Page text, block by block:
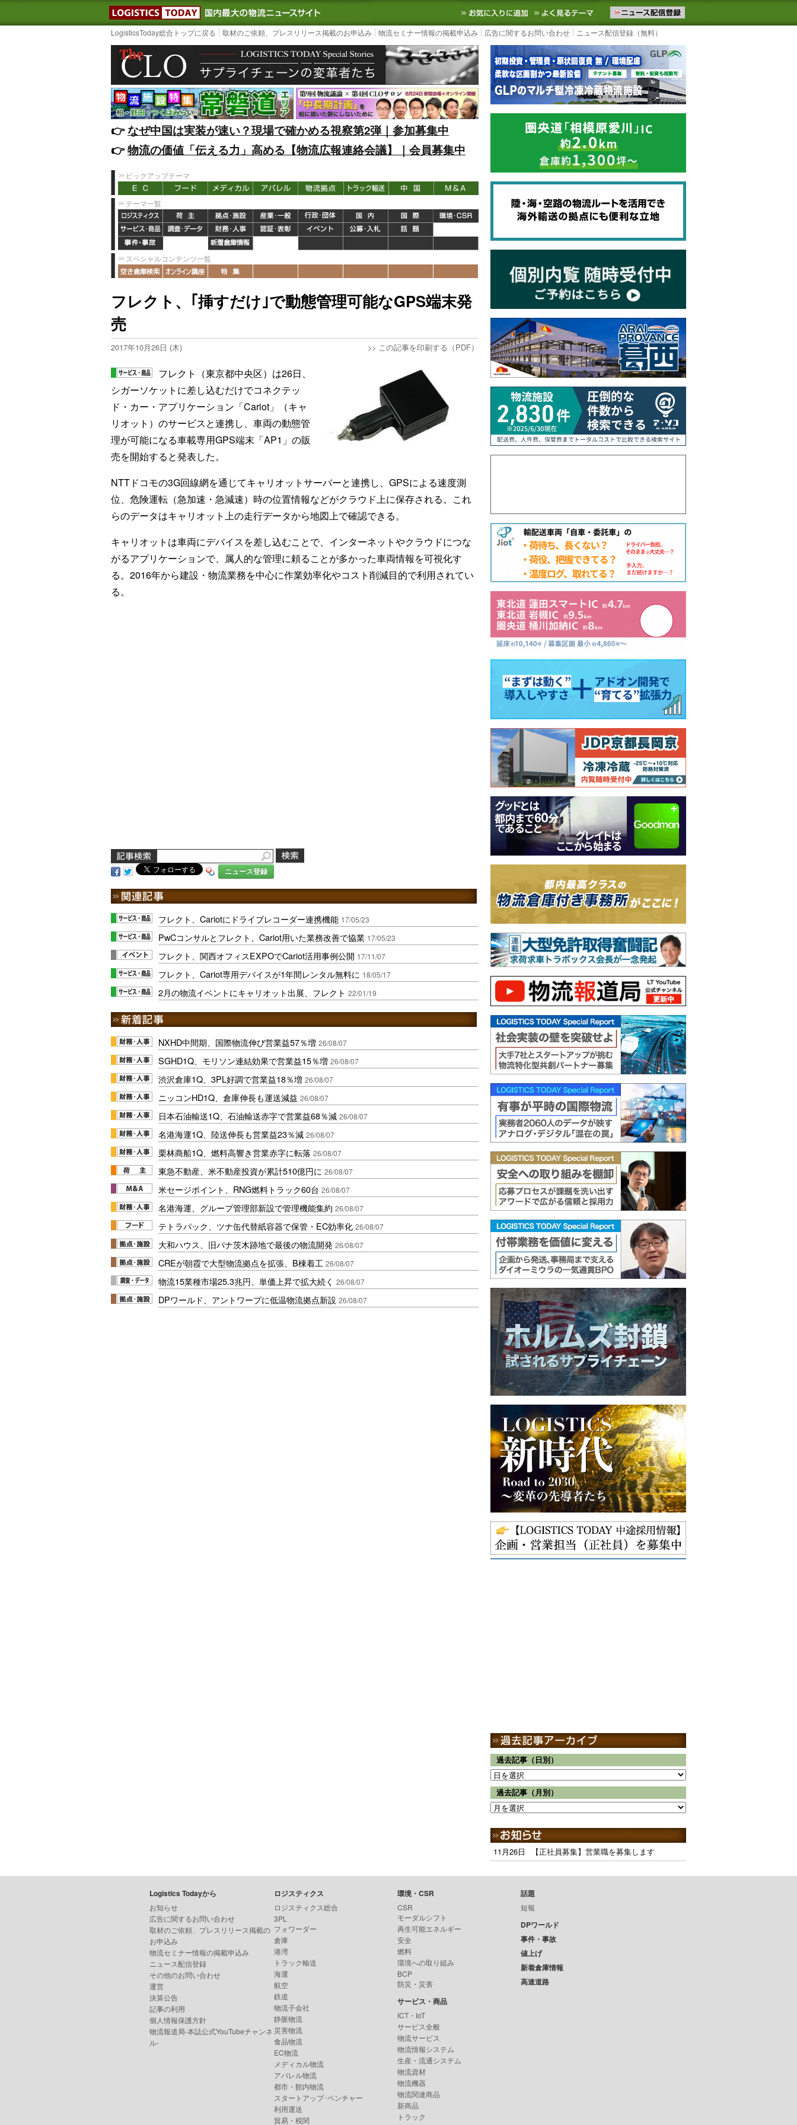
LOGISTICS TODAY｜国内最大の物流ニュースサイト3PL, SCMなど国内外の最新の物流ニュースをお届けします。物流ニュースメール配信を登録す
お気に入りに追加 よく見るテーマ
LogisticsToday総合トップに戻る 取材のご依頼、プレスリリース掲載のお申込み 物流セミナー情報の掲載申込み 広告に関するお問い合わせ ニュース配信登録（無料）
👉️なぜ中国は実装が速い？現場で確かめる視察第2弾｜参加募集中
👉️物流の価値「伝える力」高める【物流広報連絡会議】｜会員募集中
ピックアップテーマ
テーマ一覧
スペシャルコンテンツ一覧
フレクト、｢挿すだけ｣で動態管理可能なGPS端末発
売
2017年10月26日 (木) >> この記事を印刷する（PDF）
フレクト（東京都中央区）は26日、
シガーソケットに差し込むだけでコネクテッ
ド・カー・アプリケーション「Cariot」（キャ
リオット）のサービスと連携し、車両の動態管
理が可能になる車載専用GPS端末「AP1」の販
売を開始すると発表した。
NTTドコモの3G回線網を通じてキャリオットサーバーと連携し、GPSによる速度測
位、危険運転（急加速・急減速）時の位置情報などがクラウド上に保存される。これ
らのデータはキャリオット上の走行データから地図上で確認できる。
キャリオットは車両にデバイスを差し込むことで、インターネットやクラウドにつな
がるアプリケーションで、属人的な管理に頼ることが多かった車両情報を可視化す
る。2016年から建設・物流業務を中心に作業効率化やコスト削減目的で利用されてい
る。
ニュース登録
フレクト、Cariotにドライブレコーダー連携機能 17/05/23
PwCコンサルとフレクト、Cariot用いた業務改善で協業 17/05/23
フレクト、関西オフィスEXPOでCariot活用事例公開 17/11/07
フレクト、Cariot専用デバイスが1年間レンタル無料に 18/05/17
2月の物流イベントにキャリオット出展、フレクト 22/01/19
NXHD中間期、国際物流伸び営業益57％増 26/08/07
SGHD1Q、モリソン連結効果で営業益15％増 26/08/07
渋沢倉庫1Q、3PL好調で営業益18％増 26/08/07
ニッコンHD1Q、倉庫伸長も運送減益 26/08/07
日本石油輸送1Q、石油輸送赤字で営業益68％減 26/08/07
名港海運1Q、陸送伸長も営業益23％減 26/08/07
栗林商船1Q、燃料高響き営業赤字に転落 26/08/07
東急不動産、米不動産投資が累計510億円に 26/08/07
米セージポイント、RNG燃料トラック60台 26/08/07
名港海運、グループ管理部新設で管理機能集約 26/08/07
テトラパック、ツナ缶代替紙容器で保管・EC効率化 26/08/07
大和ハウス、旧パナ茨木跡地で最後の物流開発 26/08/07
CREが朝霞で大型物流拠点を拡張、B棟着工 26/08/07
物流15業種市場25.3兆円、単価上昇で拡大続く 26/08/07
DPワールド、アントワープに低温物流拠点新設 26/08/07
過去記事（日別）
過去記事（月別）
11月26日 【正社員募集】営業職を募集します
Logistics Todayから
お知らせ
広告に関するお問い合わせ
取材のご依頼、プレスリリース掲載の
お申込み
物流セミナー情報の掲載申込み
ニュース配信登録
その他のお問い合わせ
運営
決算公告
記事の利用
個人情報保護方針
物流報道局-本誌公式YouTubeチャンネ
ル-
ロジスティクス
ロジスティクス総合
3PL
フォワーダー
倉庫
港湾
トラック輸送
海運
航空
鉄道
物流子会社
静脈物流
災害物流
食品物流
EC物流
メディカル物流
アパレル物流
都市・館内物流
スタートアップ･ベンチャー
利用運送
貿易・税関
環境・CSR
CSR
モーダルシフト
再生可能エネルギー
安全
燃料
環境への取り組み
BCP
防災・災害
サービス・商品
ICT・IoT
サービス全般
物流サービス
物流情報システム
生産・流通システム
物流資材
物流機器
物流関連商品
新商品
トラック
話題
短報
DPワールド
事件・事故
値上げ
新着倉庫情報
高速道路